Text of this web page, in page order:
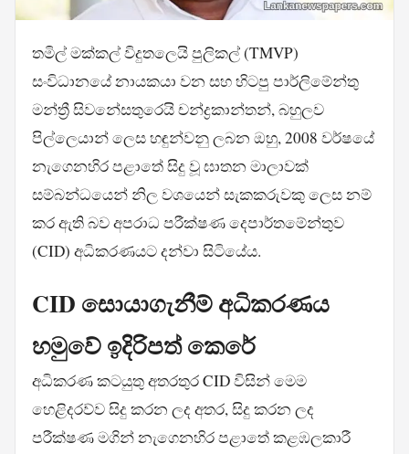
තමිල් මක්කල් විදුතලෙයි පුලිකල් (TMVP)
සංවිධානයේ නායකයා වන සහ හිටපු පාර්ලිමේන්තු
මන්ත්‍රී සිවනේසතුරෙයි චන්ද්‍රකාන්තන්, බහුලව
පිල්ලෙයාන් ලෙස හඳුන්වනු ලබන ඔහු, 2008 වර්ෂයේ
නැගෙනහිර පළාතේ සිදු වූ ඝාතන මාලාවක්
සම්බන්ධයෙන් නිල වශයෙන් සැකකරුවකු ලෙස නම්
කර ඇති බව අපරාධ පරීක්ෂණ දෙපාර්තමේන්තුව
(CID) අධිකරණයට දන්වා සිටියේය.
CID සොයාගැනීම් අධිකරණය
හමුවේ ඉදිරිපත් කෙරේ
අධිකරණ කටයුතු අතරතුර CID විසින් මෙම
හෙළිදරව්ව සිදු කරන ලද අතර, සිදු කරන ලද
පරීක්ෂණ මගින් නැගෙනහිර පළාතේ කළඹලකාරී